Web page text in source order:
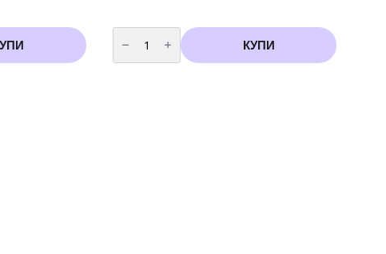
количество
за
Парти
покривка
КУПИ